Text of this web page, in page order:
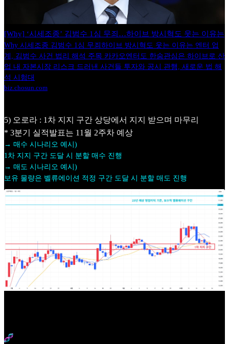
[Why] ‘시세조종’ 김범수 1심 무죄…하이브 방시혁도 웃는 이유는
Why 시세조종 김범수 1심 무죄하이브 방시혁도 웃는 이유는 엔터 업
계, 김범수 사건 법리 해석 주목 카카오엔터도 한숨관심은 하이브로 산
업 내 자본시장 리스크 드러낸 사건들 투자와 공시 관행, 새로운 법 해
석 시험대
biz.chosun.com
5) 오로라 : 1차 지지 구간 상당에서 지지 받으며 마무리
* 3분기 실적발표는 11월 2주차 예상
→ 매수 시나리오 예시)
1차 지지 구간 도달 시 분할 매수 진행
→ 매도 시나리오 예시)
보유 물량은 벨류에이션 적정 구간 도달 시 분할 매도 진행